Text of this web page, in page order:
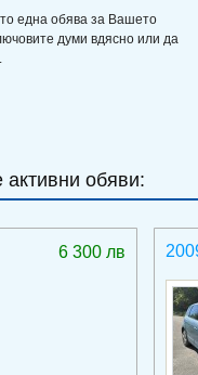
една обява за Вашето
думи вдясно или да
активни обяви:
6 300 лв